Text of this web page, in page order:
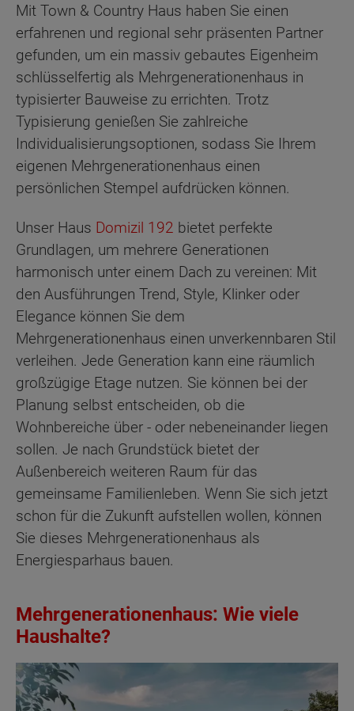
Mit Town & Country Haus haben Sie einen
erfahrenen und regional sehr präsenten Partner
gefunden, um ein massiv gebautes Eigenheim
schlüsselfertig als Mehrgenerationenhaus in
typisierter Bauweise zu errichten. Trotz
Typisierung genießen Sie zahlreiche
Individualisierungsoptionen, sodass Sie Ihrem
eigenen Mehrgenerationenhaus einen
persönlichen Stempel aufdrücken können.
Unser Haus Domizil 192 bietet perfekte
Grundlagen, um mehrere Generationen
harmonisch unter einem Dach zu vereinen: Mit
den Ausführungen Trend, Style, Klinker oder
Elegance können Sie dem
Mehrgenerationenhaus einen unverkennbaren Stil
verleihen. Jede Generation kann eine räumlich
großzügige Etage nutzen. Sie können bei der
Planung selbst entscheiden, ob die
Wohnbereiche über - oder nebeneinander liegen
sollen. Je nach Grundstück bietet der
Außenbereich weiteren Raum für das
gemeinsame Familienleben. Wenn Sie sich jetzt
schon für die Zukunft aufstellen wollen, können
Sie dieses Mehrgenerationenhaus als
Energiesparhaus bauen.
Mehrgenerationenhaus: Wie viele
Haushalte?